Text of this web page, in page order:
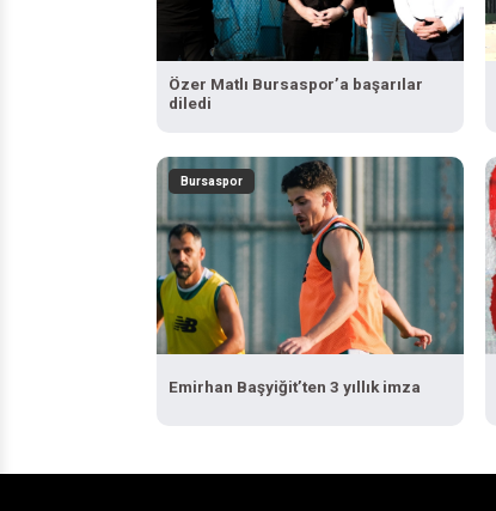
Özer Matlı Bursaspor’a başarılar
diledi
Bursaspor
Emirhan Başyiğit’ten 3 yıllık imza